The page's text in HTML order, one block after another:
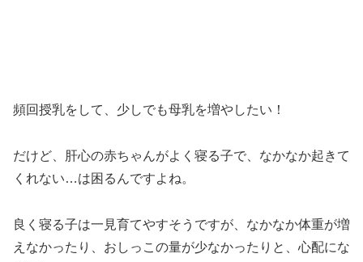
頻回授乳をして、少しでも母乳を増やしたい！
だけど、肝心の赤ちゃんがよく寝る子で、なかなか起きて
くれない…は困るんですよね。
良く寝る子は一見育てやすそうですが、なかなか体重が増
えなかったり、おしっこの量が少なかったりと、心配にな